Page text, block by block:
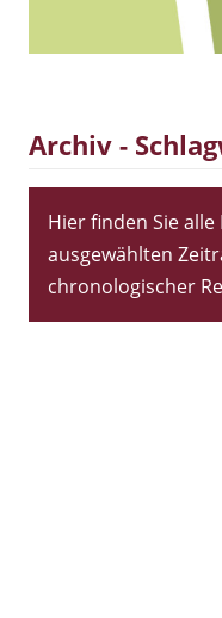
Archiv -
Hier finden Sie alle
ausgewählten
chronologischer